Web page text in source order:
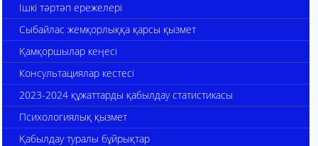
Ішкі тәртәп ережелері
Сыбайлас жемқорлыққа қарсы қызмет
Қамқоршылар кеңесі
Консультациялар кестесі
2023-2024 құжаттарды қабылдау статистикасы
Психологиялық қызмет
Қабылдау туралы бұйрықтар